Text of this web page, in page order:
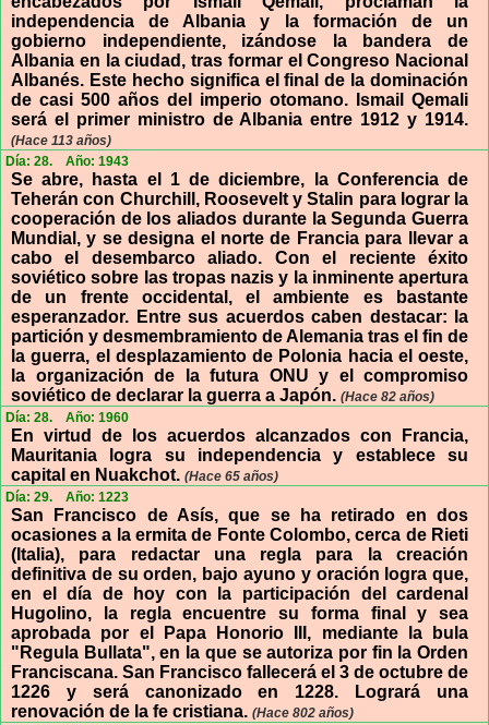
independencia de Albania y la formación de un
gobierno independiente, izándose la bandera de
Albania en la ciudad, tras formar el Congreso Nacional
Albanés. Este hecho significa el final de la dominación
de casi 500 años del imperio otomano. Ismail Qemali
será el primer ministro de Albania entre 1912 y 1914.
(Hace 113 años)
Día: 28.
Año: 1943
Se abre, hasta el 1 de diciembre, la Conferencia de
Teherán con Churchill, Roosevelt y Stalin para lograr la
cooperación de los aliados durante la Segunda Guerra
Mundial, y se designa el norte de Francia para llevar a
cabo el desembarco aliado. Con el reciente éxito
soviético sobre las tropas nazis y la inminente apertura
de un frente occidental, el ambiente es bastante
esperanzador. Entre sus acuerdos caben destacar: la
partición y desmembramiento de Alemania tras el fin de
la guerra, el desplazamiento de Polonia hacia el oeste,
la organización de la futura ONU y el compromiso
soviético de declarar la guerra a Japón. (Hace 82 años)
Día: 28.
Año: 1960
En virtud de los acuerdos alcanzados con Francia,
Mauritania logra su independencia y establece su
capital en Nuakchot. (Hace 65 años)
Día: 29.
Año: 1223
San Francisco de Asís, que se ha retirado en dos
ocasiones a la ermita de Fonte Colombo, cerca de Rieti
(Italia), para redactar una regla para la creación
definitiva de su orden, bajo ayuno y oración logra que,
en el día de hoy con la participación del cardenal
Hugolino, la regla encuentre su forma final y sea
aprobada por el Papa Honorio III, mediante la bula
"Regula Bullata", en la que se autoriza por fin la Orden
Franciscana. San Francisco fallecerá el 3 de octubre de
1226 y será canonizado en 1228. Logrará una
renovación de la fe cristiana. (Hace 802 años)